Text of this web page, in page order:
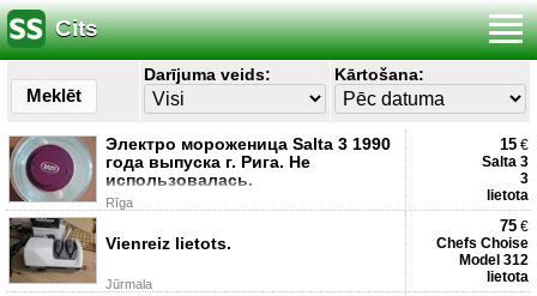
Cits
Meklēt
Darījuma veids: Kārtošana:
Электро мороженица Salta 3 1990
года выпуска г. Рига. Не
использовалась.
Rīga
15 €
Salta 3
3
lietota
Vienreiz lietots.
Jūrmala
75 €
Chefs Choise
Model 312
lietota